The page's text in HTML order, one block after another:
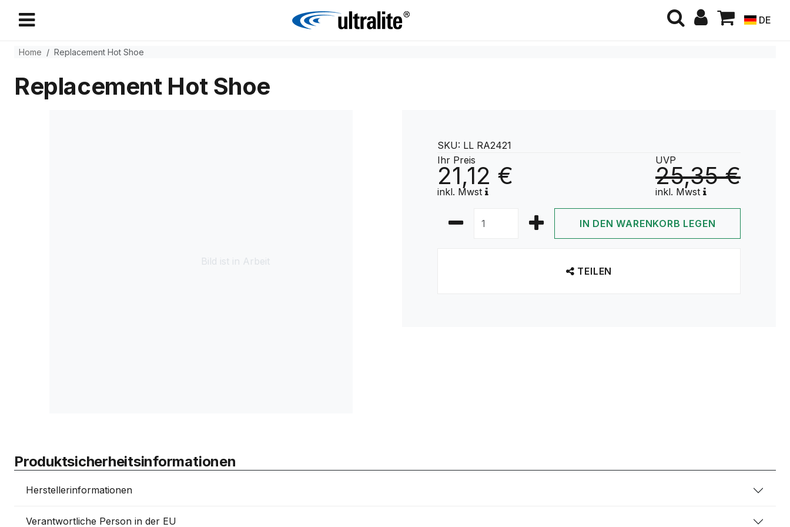
DE
Home Replacement Hot Shoe
Replacement Hot Shoe
Bild ist in Arbeit
SKU: LL RA2421
Ihr Preis
21,12 €
inkl. Mwst
UVP
25,35 €
inkl. Mwst
IN DEN WARENKORB LEGEN
TEILEN
Produktsicherheitsinformationen
Herstellerinformationen
Verantwortliche Person in der EU